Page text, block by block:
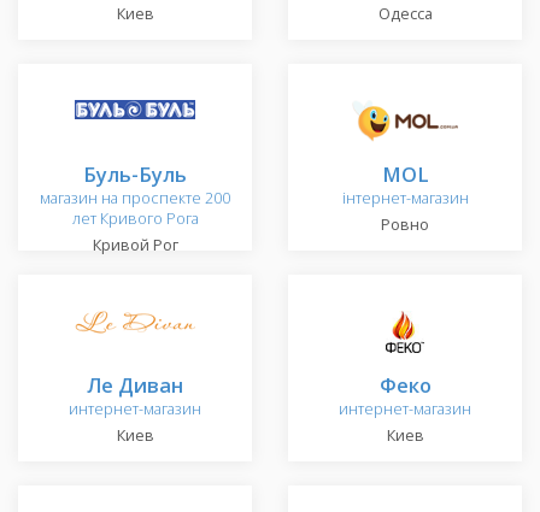
Киев
Одесса
Буль-Буль
магазин на проспекте 200
лет Кривого Рога
Кривой Рог
MOL
інтернет-магазин
Ровно
Ле Диван
интернет-магазин
Киев
Феко
интернет-магазин
Киев